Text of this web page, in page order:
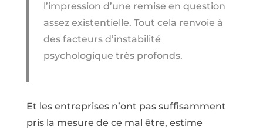
l’impression d’une remise en question
assez existentielle. Tout cela renvoie à
des facteurs d’instabilité
psychologique très profonds.
Et les entreprises n’ont pas suffisamment
pris la mesure de ce mal être, estime